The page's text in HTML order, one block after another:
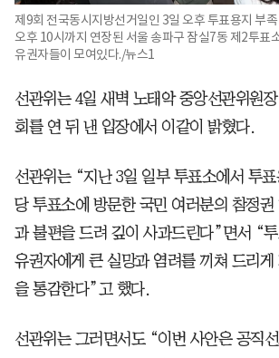
제9회 전국동시지방선거일인 3일 오후 투표용지 부족
오후 10시까지 연장된 서울 송파구 잠실7동 제2투표
유권자들이 모여있다./뉴스1
선관위는 4일 새벽 노태악 중앙선관위원
회를 연 뒤 낸 입장에서 이같이 밝혔다.
선관위는 “지난 3일 일부 투표소에서 투
당 투표소에 방문한 국민 여러분의 참정
과 불편을 드려 깊이 사과드린다”면서 “
유권자에게 큰 실망과 염려를 끼쳐 드리게
을 통감한다”고 했다.
선관위는 그러면서도 “이번 사안은 공직